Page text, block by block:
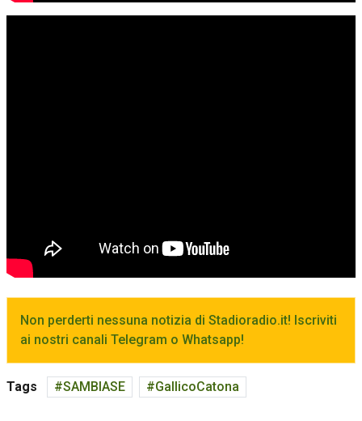
Non perderti nessuna notizia di Stadioradio.it! Iscriviti
ai nostri canali Telegram o Whatsapp!
Tags SAMBIASE GallicoCatona